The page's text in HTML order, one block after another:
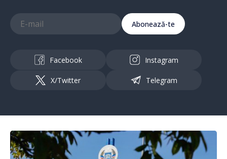
Abonează-te
Facebook Instagram
X/Twitter Telegram